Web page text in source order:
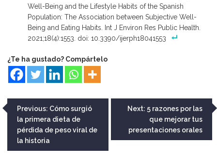
Well-Being and the Lifestyle Habits of the Spanish
Population: The Association between Subjective Well-
Being and Eating Habits. Int J Environ Res Public Health.
2021;18(4):1553. doi: 10.3390/ijerph18041553
¿Te ha gustado? Compártelo
Navegación
de
entradas
Previous: Cómo surgió
la primera dieta de
pérdida de peso viral de
la historia
Next: 5 razones por las
que mejorar tus
presentaciones orales